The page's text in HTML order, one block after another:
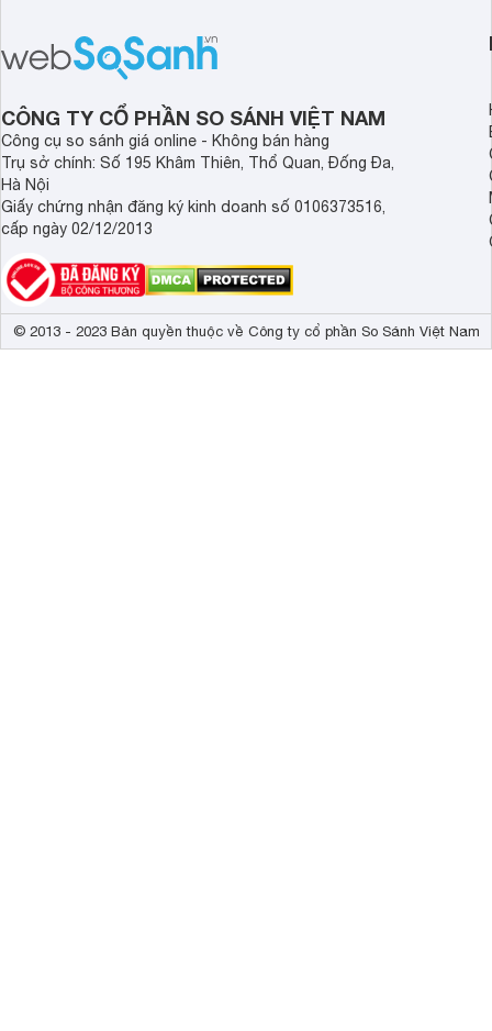
CÔNG TY CỔ PHẦN SO SÁNH VIỆT NAM
Công cụ so sánh giá online - Không bán hàng
Trụ sở chính: Số 195 Khâm Thiên, Thổ Quan, Đống Đa,
Hà Nội
Giấy chứng nhận đăng ký kinh doanh số 0106373516,
cấp ngày 02/12/2013
© 2013 - 2023 Bản quyền thuộc về Công ty cổ phần So Sánh Việt Nam